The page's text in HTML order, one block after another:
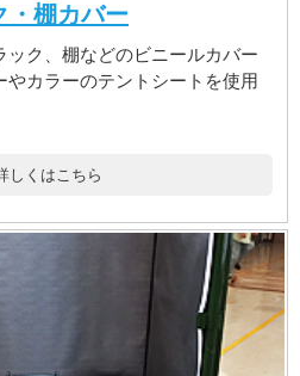
・棚カバー
ック、棚などのビニールカバー
カラーのテントシートを使用
しくはこちら